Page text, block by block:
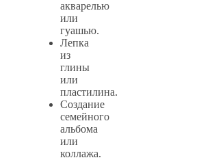
акварелью
или
гуашью.
Лепка
из
глины
или
пластилина.
Создание
семейного
альбома
или
коллажа.